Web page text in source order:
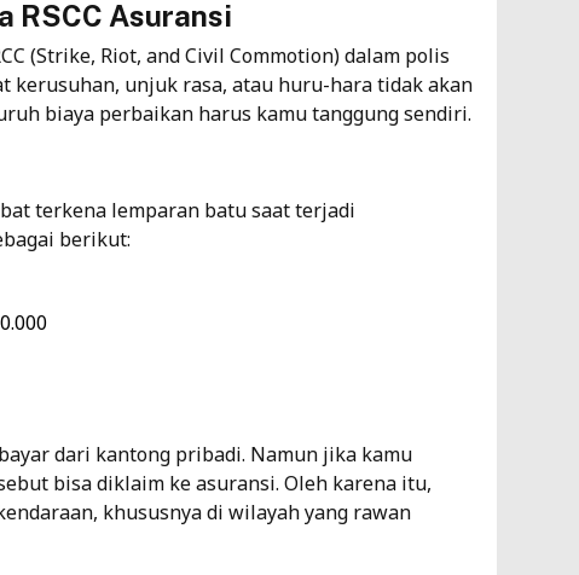
RSCC Asuransi
(Strike, Riot, and Civil Commotion) dalam polis
kerusuhan, unjuk rasa, atau huru-hara tidak akan
biaya perbaikan harus kamu tanggung sendiri.
terkena lemparan batu saat terjadi
berikut:
dari kantong pribadi. Namun jika kamu
bisa diklaim ke asuransi. Oleh karena itu,
khususnya di wilayah yang rawan